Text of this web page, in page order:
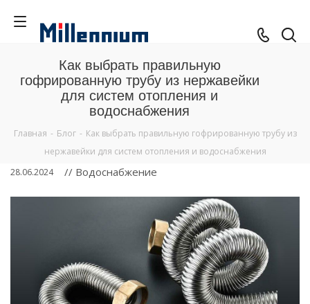
Как выбрать правильную
гофрированную трубу из нержавейки
для систем отопления и
водоснабжения
Главная - Блог - Как выбрать правильную гофрированную трубу из
нержавейки для систем отопления и водоснабжения
28.06.2024
// Водоснабжение